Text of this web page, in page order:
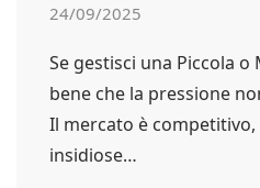
24/09/2025
Se gestisci una Piccola o
bene che la pressione
Il mercato è
insidiose…